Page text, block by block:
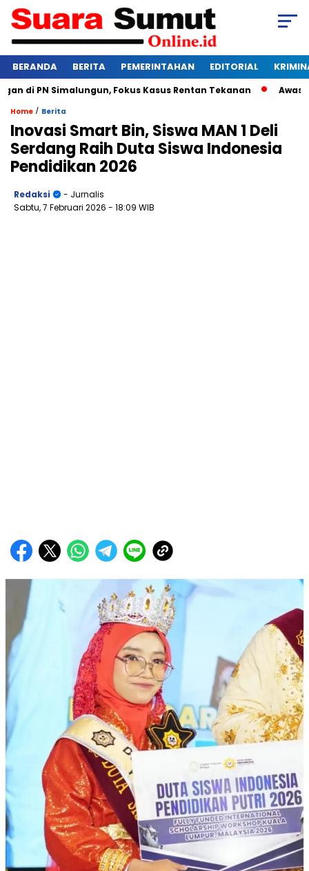
BERANDA BERITA PEMERINTAHAN EDITORIAL
Simalungun, Fokus Kasus Rentan Tekanan Awas
Home / Berita
Inovasi Smart Bin, Siswa MAN 1 Deli
Serdang Raih Duta Siswa Indonesia
Pendidikan 2026
Redaksi
- Jurnalis
Sabtu, 7 Februari 2026 - 18:09 WIB